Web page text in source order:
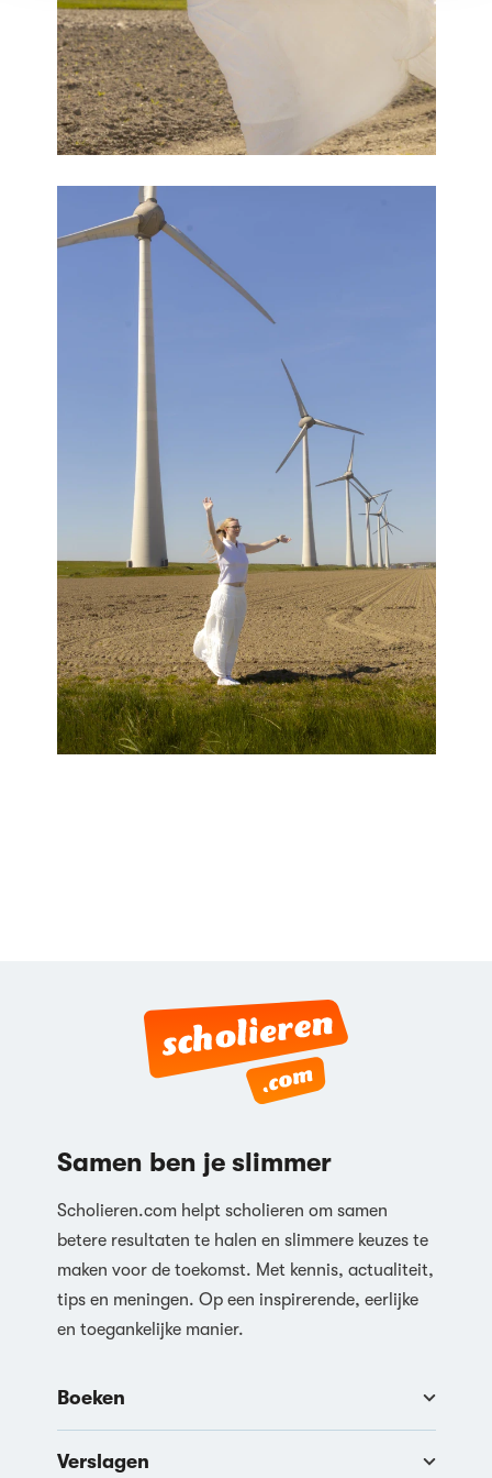
Samen ben je slimmer
Scholieren.com helpt scholieren om samen
betere resultaten te halen en slimmere keuzes te
maken voor de toekomst. Met kennis, actualiteit,
tips en meningen. Op een inspirerende, eerlijke
en toegankelijke manier.
Boeken
Verslagen